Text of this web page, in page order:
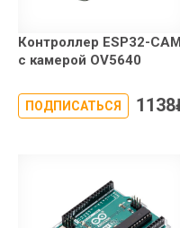
Контроллер ESP32-CAM
с камерой OV5640
ПОДПИСАТЬСЯ 1138